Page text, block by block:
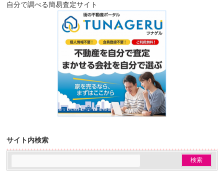
自分で調べる簡易査定サイト
サイト内検索